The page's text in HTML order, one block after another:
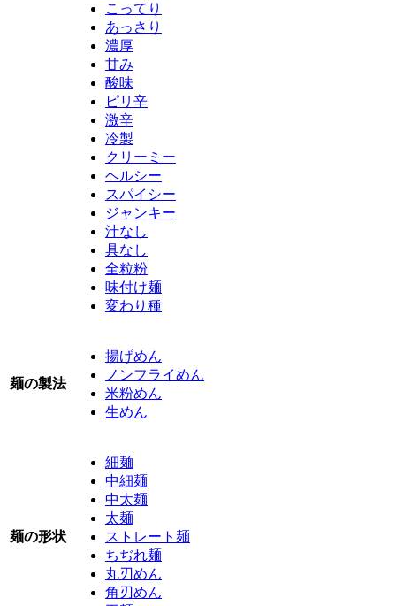
こってり
あっさり
濃厚
甘み
酸味
ピリ辛
激辛
冷製
クリーミー
ヘルシー
スパイシー
ジャンキー
汁なし
具なし
全粒粉
味付け麺
変わり種
麺の製法
揚げめん
ノンフライめん
米粉めん
生めん
麺の形状
細麺
中細麺
中太麺
太麺
ストレート麺
ちぢれ麺
丸刃めん
角刃めん